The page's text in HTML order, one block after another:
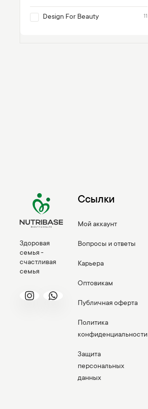
Design For Beauty 11
Здоровая
семья -
счастливая
семья
Ссылки
Мой аккаунт
Вопросы и ответы
Карьера
Оптовикам
Публичная оферта
Политика
конфиденциальности
Защита
персональных
данных